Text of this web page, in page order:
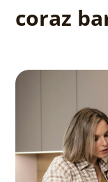
coraz